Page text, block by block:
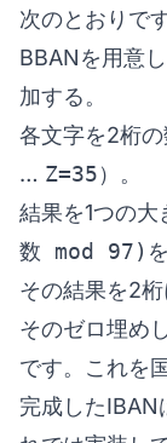
次のとおりです
BBANを用意
加する。
各文字を2桁
… Z=35）。
結果を1つの大
数 mod 97)
その結果を2桁
そのゼロ埋め
です。これを
完成したIBAN